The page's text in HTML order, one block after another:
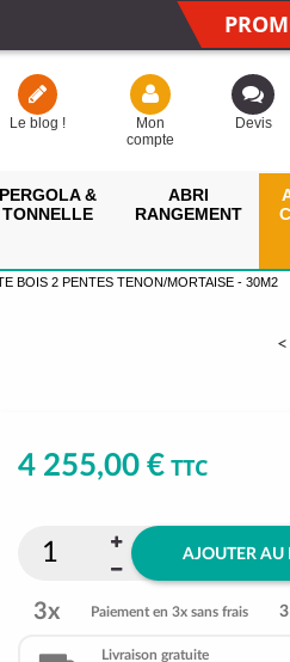
Le blog !
Mon
compte
Devis
PERGOLA &
TONNELLE
ABRI
RANGEMENT
BOIS 2 PENTES TENON/MORTAISE - 30M2
4 255,00 €TTC
AJOUTER AU
3x Paiement en 3x sans frais
Livraison gratuite